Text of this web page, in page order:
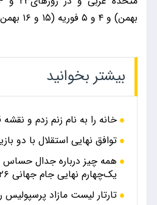
بهمن) و ۴ و ۵ فوریه (۱۵ و ۱۶ بهمن) برگزار شده بود.
بیشتر بخوانید
خانه را به نام زنم زدم و
توافق نهایی استقلال با دو
همه چیز درباره جدال حساس
یک‌چهارم نهایی جام جهانی ۲۰۲۶
تارتار لیست مازاد پرسپولیس